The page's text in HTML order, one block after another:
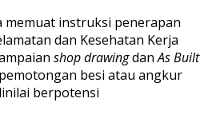
memuat instruksi penerapan
dan Kesehatan Kerja
shop drawingdanAs Built
besi atau angkur
berpotensi